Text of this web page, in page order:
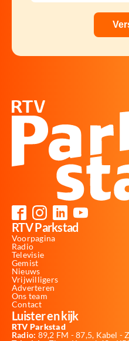
RTV Parkstad
Voorpagina
Radio
Televisie
Gemist
Nieuws
Vrijwilligers
Adverteren
Ons team
Contact
Luister en kijk
RTV Parkstad
Radio: 89,2 FM - 87,5, Kabel -